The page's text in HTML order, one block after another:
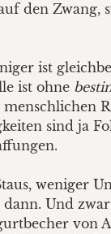
den
ist
ist ohne
sind ja
weniger
Und
von